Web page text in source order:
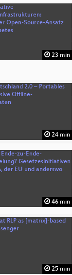
23 min
24 min
46 min
25 min